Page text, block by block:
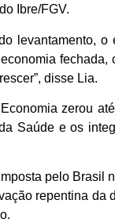
Ibre/FGV.
levantamento,
disse Lia.
zerou
Saúde e os
pelo Brasil
repentina